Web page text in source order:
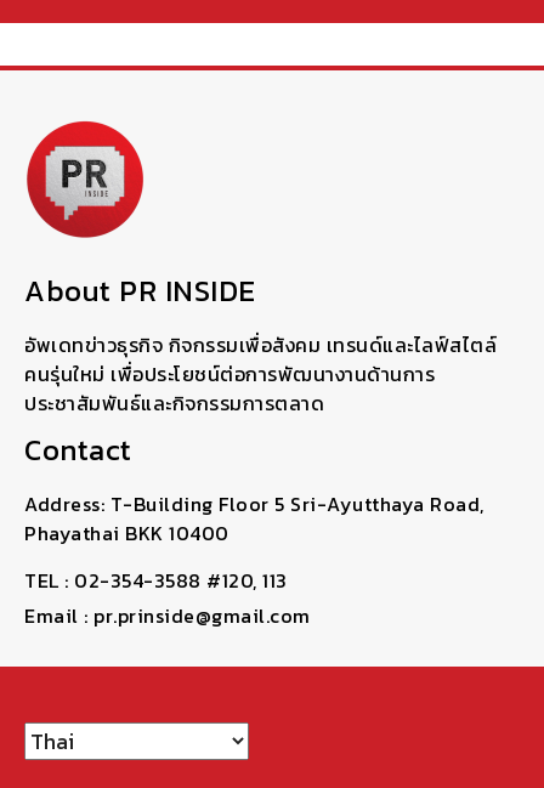
About PR INSIDE
อัพเดทข่าวธุรกิจ กิจกรรมเพื่อสังคม เทรนด์และไลฟ์สไตล์
คนรุ่นใหม่ เพื่อประโยชน์ต่อการพัฒนางานด้านการ
ประชาสัมพันธ์และกิจกรรมการตลาด
Contact
Address: T-Building Floor 5 Sri-Ayutthaya Road,
Phayathai BKK 10400
TEL : 02-354-3588 #120, 113
Email : pr.prinside@gmail.com